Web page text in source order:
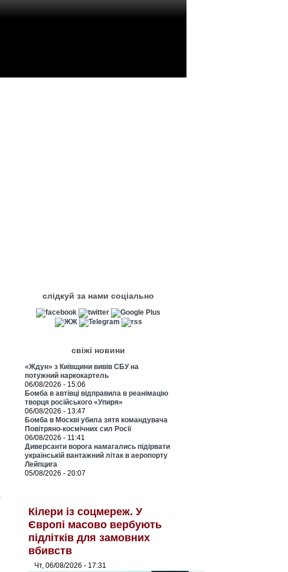
слідкуй за нами соціально
свіжі новини
«Ждун» з Київщини вивів СБУ на
потужний наркокартель
06/08/2026 - 15:06
Бомба в автівці відправила в реанімацію
творця російського «Упиря»
06/08/2026 - 13:47
Бомба в Москві убила зятя командувача
Повітряно-космічних сил Росії
06/08/2026 - 11:41
Диверсанти ворога намагались підірвати
українській вантажний літак в аеропорту
Лейпцига
05/08/2026 - 20:07
Кілери із соцмереж. У
Європі масово вербують
підлітків для замовних
вбивств
Чт, 06/08/2026 - 17:31